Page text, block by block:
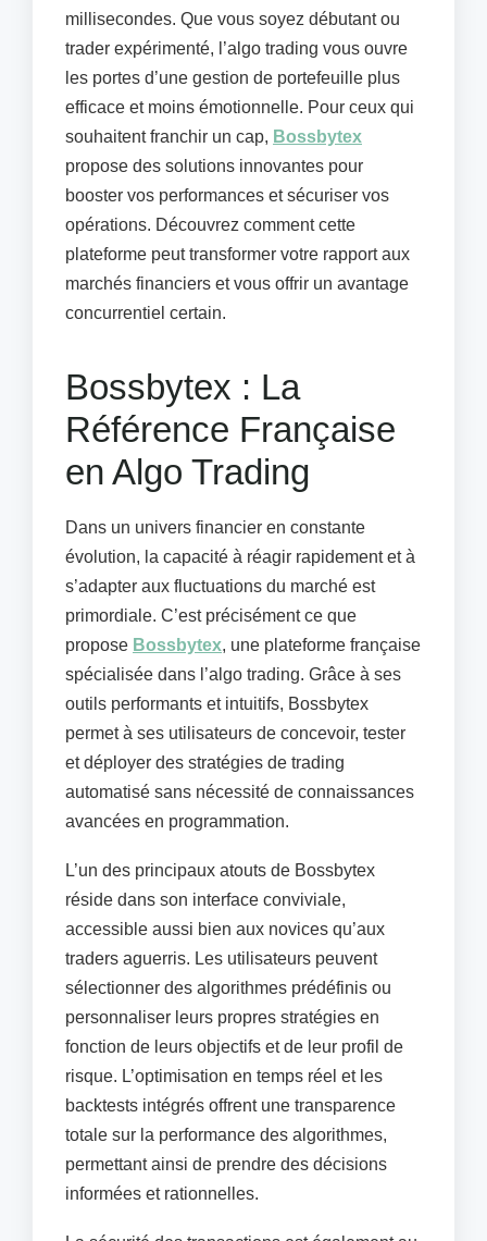
millisecondes. Que vous soyez débutant ou
trader expérimenté, l’algo trading vous ouvre
les portes d’une gestion de portefeuille plus
efficace et moins émotionnelle. Pour ceux qui
souhaitent franchir un cap, Bossbytex
propose des solutions innovantes pour
booster vos performances et sécuriser vos
opérations. Découvrez comment cette
plateforme peut transformer votre rapport aux
marchés financiers et vous offrir un avantage
concurrentiel certain.
Bossbytex : La
Référence Française
en Algo Trading
Dans un univers financier en constante
évolution, la capacité à réagir rapidement et à
s’adapter aux fluctuations du marché est
primordiale. C’est précisément ce que
propose Bossbytex, une plateforme française
spécialisée dans l’algo trading. Grâce à ses
outils performants et intuitifs, Bossbytex
permet à ses utilisateurs de concevoir, tester
et déployer des stratégies de trading
automatisé sans nécessité de connaissances
avancées en programmation.
L’un des principaux atouts de Bossbytex
réside dans son interface conviviale,
accessible aussi bien aux novices qu’aux
traders aguerris. Les utilisateurs peuvent
sélectionner des algorithmes prédéfinis ou
personnaliser leurs propres stratégies en
fonction de leurs objectifs et de leur profil de
risque. L’optimisation en temps réel et les
backtests intégrés offrent une transparence
totale sur la performance des algorithmes,
permettant ainsi de prendre des décisions
informées et rationnelles.